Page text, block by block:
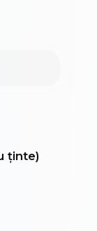
ținte)